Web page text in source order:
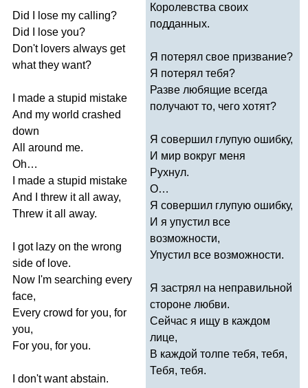
Did lose my calling?
Did
lose you?
Don't lovers always get
what they want?
made a stupid mistake
And my world crashed
down
All
around me.
Oh…
made a stupid mistake
And
threw it all away,
Threw it all away.
got lazy on the wrong
side of love.
Now I'm searching every
face,
Every crowd for you, for
you,
For you, for you.
don't want abstain.
Королевства своих
подданных.
Я потерял свое призвание?
Я потерял тебя?
Разве любящие всегда
получают то, чего хотят?
Я совершил глупую ошибку,
И мир вокруг меня
Рухнул.
О…
Я совершил глупую ошибку,
И я упустил все
возможности,
Упустил все возможности.
Я застрял на неправильной
стороне любви.
Сейчас я ищу в каждом
лице,
В каждой толпе тебя, тебя,
Тебя, тебя.